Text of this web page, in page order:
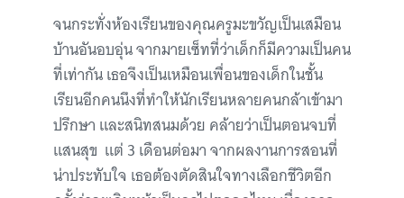
จนกระทั่งห้องเรียนของคุณครูมะขวัญเป็นเสมือน
บ้านอันอบอุ่น จากมายเซ็ทที่ว่าเด็กก็มีความเป็นคน
ที่เท่ากัน เธอจึงเป็นเหมือนเพื่อนของเด็กในชั้น
เรียนอีกคนนึงที่ทำให้นักเรียนหลายคนกล้าเข้ามา
ปรึกษา และสนิทสนมด้วย คล้ายว่าเป็นตอนจบที่
แสนสุข แต่ 3 เดือนต่อมา จากผลงานการสอนที่
น่าประทับใจ เธอต้องตัดสินใจทางเลือกชีวิตอีก